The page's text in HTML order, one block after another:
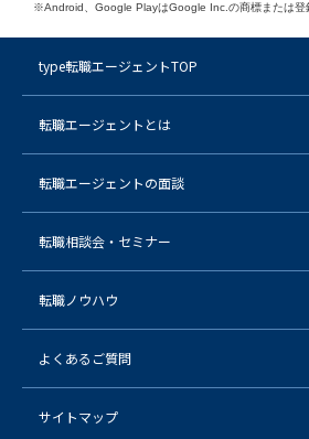
※Android、Google PlayはGoogle Inc.の商標または登
type転職エージェントTOP
転職エージェントとは
転職エージェントの面談
転職相談会・セミナー
転職ノウハウ
よくあるご質問
サイトマップ